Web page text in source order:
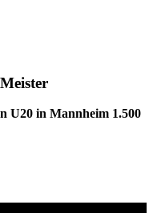
U20 in Mannheim 1.500